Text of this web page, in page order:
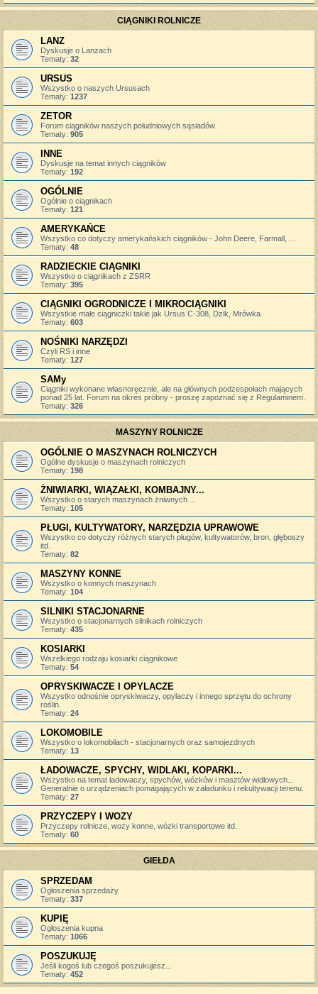
CIĄGNIKI ROLNICZE
LANZ
Dyskusje o Lanzach
Tematy: 32
URSUS
Wszystko o naszych Ursusach
Tematy: 1237
ZETOR
Forum ciągników naszych południowych sąsiadów
Tematy: 905
INNE
Dyskusje na temat innych ciągników
Tematy: 192
OGÓLNIE
Ogólnie o ciągnikach
Tematy: 121
AMERYKAŃCE
Wszystko co dotyczy amerykańskich ciągników - John Deere, Farmall, ...
Tematy: 48
RADZIECKIE CIĄGNIKI
Wszystko o ciągnikach z ZSRR
Tematy: 395
CIĄGNIKI OGRODNICZE I MIKROCIĄGNIKI
Wszystkie małe ciągniczki takie jak Ursus C-308, Dzik, Mrówka
Tematy: 603
NOŚNIKI NARZĘDZI
Czyli RS i inne
Tematy: 127
SAMy
Ciągniki wykonane własnoręcznie, ale na głównych podzespołach mających
ponad 25 lat. Forum na okres próbny - proszę zapoznać się z Regulaminem.
Tematy: 326
MASZYNY ROLNICZE
OGÓLNIE O MASZYNACH ROLNICZYCH
Ogólne dyskusje o maszynach rolniczych
Tematy: 198
ŻNIWIARKI, WIĄZAŁKI, KOMBAJNY...
Wszystko o starych maszynach żniwnych ...
Tematy: 105
PŁUGI, KULTYWATORY, NARZĘDZIA UPRAWOWE
Wszystko co dotyczy różnych starych pługów, kultywatorów, bron, głęboszy
itd.
Tematy: 82
MASZYNY KONNE
Wszystko o konnych maszynach
Tematy: 104
SILNIKI STACJONARNE
Wszystko o stacjonarnych silnikach rolniczych
Tematy: 435
KOSIARKI
Wszelkiego rodzaju kosiarki ciągnikowe
Tematy: 54
OPRYSKIWACZE I OPYLACZE
Wszystko odnośnie opryskiwaczy, opylaczy i innego sprzętu do ochrony
roślin.
Tematy: 24
LOKOMOBILE
Wszystko o lokomobilach - stacjonarnych oraz samojezdnych
Tematy: 13
ŁADOWACZE, SPYCHY, WIDLAKI, KOPARKI...
Wszystko na temat ładowaczy, spychów, wózków i masztów widłowych...
Generalnie o urządzeniach pomagających w załadunku i rekultywacji terenu.
Tematy: 27
PRZYCZEPY I WOZY
Przyczepy rolnicze, wozy konne, wózki transportowe itd.
Tematy: 60
GIEŁDA
SPRZEDAM
Ogłoszenia sprzedaży
Tematy: 337
KUPIĘ
Ogłoszenia kupna
Tematy: 1066
POSZUKUJĘ
Jeśli kogoś lub czegoś poszukujesz...
Tematy: 452